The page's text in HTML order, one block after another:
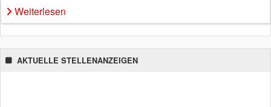
Weiterlesen
AKTUELLE STELLENANZEIGEN